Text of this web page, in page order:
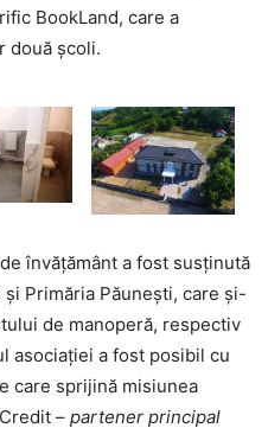
BookLand, care a
două școli.
învățământ a fost susținută
Primăria Păunești, care și-
de manoperă, respectiv
asociației a fost posibil cu
care sprijină misiunea
– partener principal